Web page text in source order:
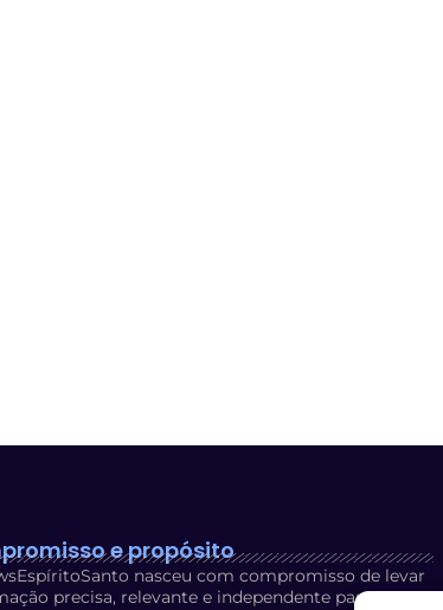
e propósito
nasceu com compromisso de levar
precisa, relevante e independente para os